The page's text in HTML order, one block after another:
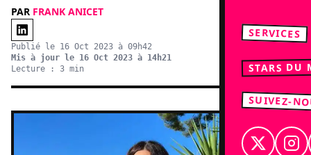
SERVICES
STARS DU
SUIVEZ-
PAR FRANK ANICET
Publié le 16 Oct 2023 à 09h42
Mis à jour le 16 Oct 2023 à 14h21
Lecture : 3 min